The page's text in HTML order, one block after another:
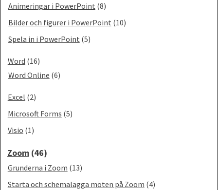
Animeringar i PowerPoint (8)
Bilder och figurer i PowerPoint (10)
Spela in i PowerPoint (5)
Word (16)
Word Online (6)
Excel (2)
Microsoft Forms (5)
Visio (1)
Zoom(46)
Grunderna i Zoom (13)
Starta och schemalägga möten på Zoom (4)